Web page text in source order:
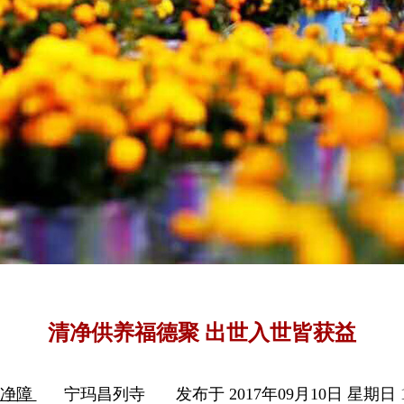
清净供养福德聚 出世入世皆获益
障 宁玛昌列寺 发布于 2017年09月10日 星期日